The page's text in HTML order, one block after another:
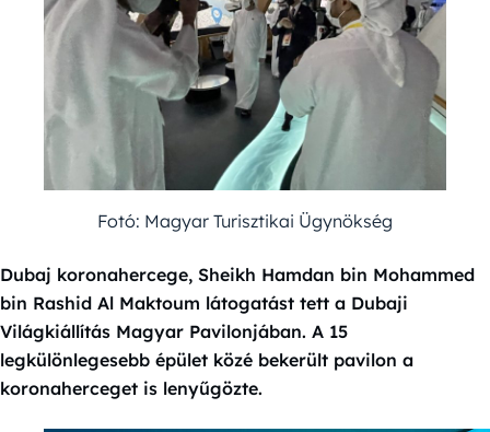
Fotó: Magyar Turisztikai Ügynökség
Dubaj koronahercege, Sheikh Hamdan bin Mohammed
bin Rashid Al Maktoum látogatást tett a Dubaji
Világkiállítás Magyar Pavilonjában. A 15
legkülönlegesebb épület közé bekerült pavilon a
koronaherceget is lenyűgözte.